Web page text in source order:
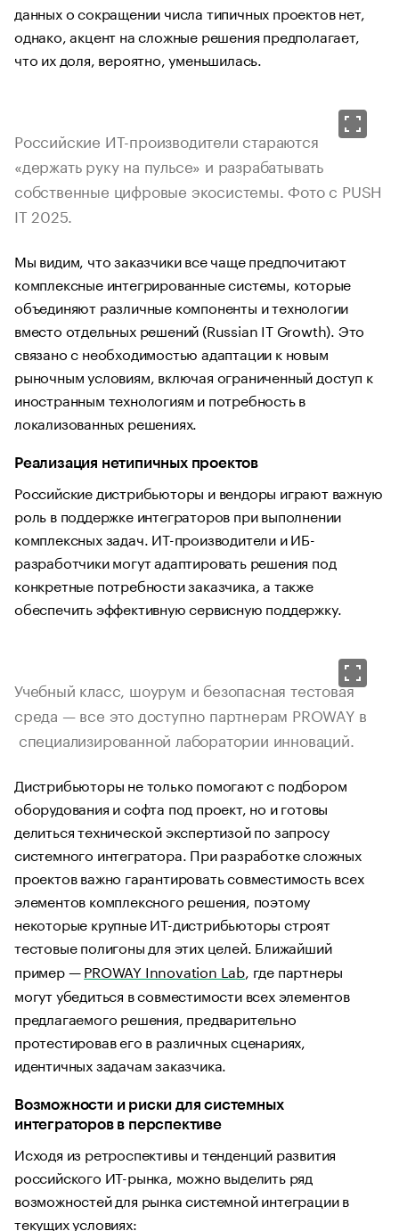
данных о сокращении числа типичных проектов нет,
однако, акцент на сложные решения предполагает,
что их доля, вероятно, уменьшилась.
Российские ИТ-производители стараются
«держать руку на пульсе» и разрабатывать
собственные цифровые экосистемы. Фото с PUSH
IT 2025.
Мы видим, что заказчики все чаще предпочитают
комплексные интегрированные системы, которые
объединяют различные компоненты и технологии
вместо отдельных решений (Russian IT Growth). Это
связано с необходимостью адаптации к новым
рыночным условиям, включая ограниченный доступ к
иностранным технологиям и потребность в
локализованных решениях.
Реализация нетипичных проектов
Российские дистрибьюторы и вендоры играют важную
роль в поддержке интеграторов при выполнении
комплексных задач. ИТ-производители и ИБ-
разработчики могут адаптировать решения под
конкретные потребности заказчика, а также
обеспечить эффективную сервисную поддержку.
Учебный класс, шоурум и безопасная тестовая
среда — все это доступно партнерам PROWAY в
специализированной лаборатории инноваций.
Дистрибьюторы не только помогают с подбором
оборудования и софта под проект, но и готовы
делиться технической экспертизой по запросу
системного интегратора. При разработке сложных
проектов важно гарантировать совместимость всех
элементов комплексного решения, поэтому
некоторые крупные ИТ-дистрибьюторы строят
тестовые полигоны для этих целей. Ближайший
пример —PROWAY Innovation Lab, где партнеры
могут убедиться в совместимости всех элементов
предлагаемого решения, предварительно
протестировав его в различных сценариях,
идентичных задачам заказчика.
Возможности и риски для системных
интеграторов в перспективе
Исходя из ретроспективы и тенденций развития
российского ИТ-рынка, можно выделить ряд
возможностей для рынка системной интеграции в
текущих условиях: